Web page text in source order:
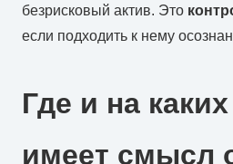
безрисковый актив. Это
если подходить к нему
Где и на
имеет смысл